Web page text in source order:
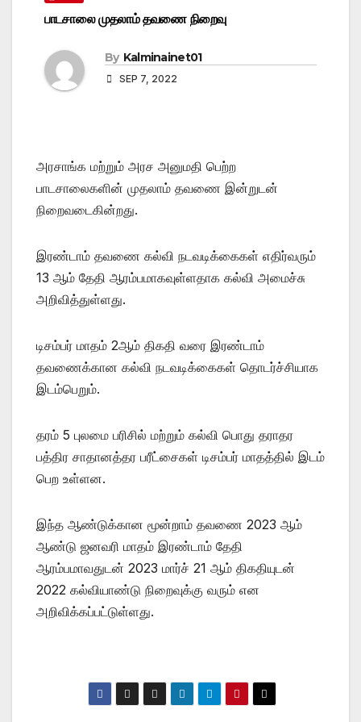
பாடசாலை முதலாம் தவணை நிறைவு
By Kalminainet01
SEP 7, 2022
அரசாங்க மற்றும் அரச அனுமதி பெற்ற
பாடசாலைகளின் முதலாம் தவணை இன்றுடன்
நிறைவடைகின்றது.
இரண்டாம் தவணை கல்வி நடவடிக்கைகள் எதிர்வரும்
13 ஆம் தேதி ஆரம்பமாகவுள்ளதாக கல்வி அமைச்சு
அறிவித்துள்ளது.
டிசம்பர் மாதம் 2ஆம் திகதி வரை இரண்டாம்
தவணைக்கான கல்வி நடவடிக்கைகள் தொடர்ச்சியாக
இடம்பெறும்.
தரம் 5 புலமை பரிசில் மற்றும் கல்வி பொது தராதர
பத்திர சாதானத்தர பரீட்சைகள் டிசம்பர் மாதத்தில் இடம்
பெற உள்ளன.
இந்த ஆண்டுக்கான மூன்றாம் தவணை 2023 ஆம்
ஆண்டு ஜனவரி மாதம் இரண்டாம் தேதி
ஆரம்பமாவதுடன் 2023 மார்ச் 21 ஆம் திகதியுடன்
2022 கல்வியாண்டு நிறைவுக்கு வரும் என
அறிவிக்கப்பட்டுள்ளது.